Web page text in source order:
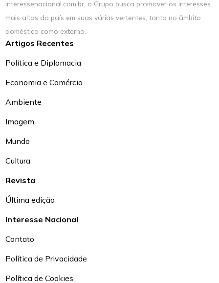
interessenacional.com.br, o Grupo busca promover os interesses
mais altos do país em suas várias vertentes, tanto no âmbito
doméstico como externo.
Artigos Recentes
Política e Diplomacia
Economia e Comércio
Ambiente
Imagem
Mundo
Cultura
Revista
Última edição
Interesse Nacional
Contato
Política de Privacidade
Política de Cookies